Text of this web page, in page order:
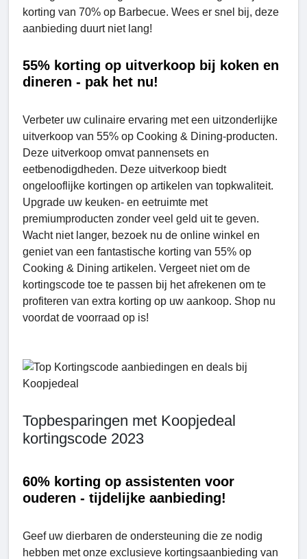
korting van 70% op Barbecue. Wees er snel bij, deze
aanbieding duurt niet lang!
55% korting op uitverkoop bij koken en
dineren - pak het nu!
Verbeter uw culinaire ervaring met een uitzonderlijke
uitverkoop van 55% op Cooking & Dining-producten.
Deze uitverkoop omvat pannensets en
eetbenodigdheden. Deze uitverkoop biedt
ongelooflijke kortingen op artikelen van topkwaliteit.
Upgrade uw keuken- en eetruimte met
premiumproducten zonder veel geld uit te geven.
Wacht niet langer, bezoek nu de online winkel en
geniet van een fantastische korting van 55% op
Cooking & Dining artikelen. Vergeet niet om de
kortingscode toe te passen bij het afrekenen om te
profiteren van extra korting op uw aankoop. Shop nu
voordat de voorraad op is!
Topbesparingen met Koopjedeal
kortingscode 2023
60% korting op assistenten voor
ouderen - tijdelijke aanbieding!
Geef uw dierbaren de ondersteuning die ze nodig
hebben met onze exclusieve kortingsaanbieding van